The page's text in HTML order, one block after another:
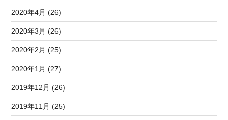
2020年4月 (26)
2020年3月 (26)
2020年2月 (25)
2020年1月 (27)
2019年12月 (26)
2019年11月 (25)